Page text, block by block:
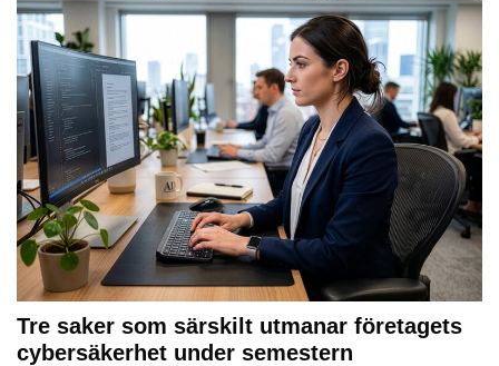
Tre saker som särskilt utmanar företagets
cybersäkerhet under semestern